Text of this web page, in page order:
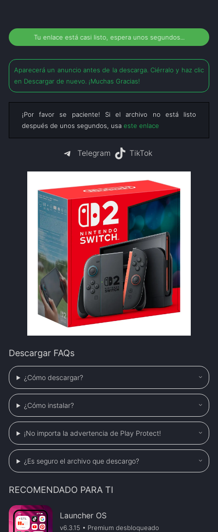
Tu enlace está casi listo, espera unos segundos...
Aparecerá un anuncio antes de la descarga. Ciérralo y haz clic
en Descargar de nuevo. ¡Muchas Gracias!
¡Por favor se paciente! Si el archivo no está listo
después de unos segundos, usa este enlace
Telegram TikTok
Descargar FAQs
¿Cómo descargar?
¿Cómo instalar?
¡No importa la advertencia de Play Protect!
¿Es seguro el archivo que descargo?
RECOMENDADO PARA TI
Launcher OS
v6.3.15 • Premium desbloqueado